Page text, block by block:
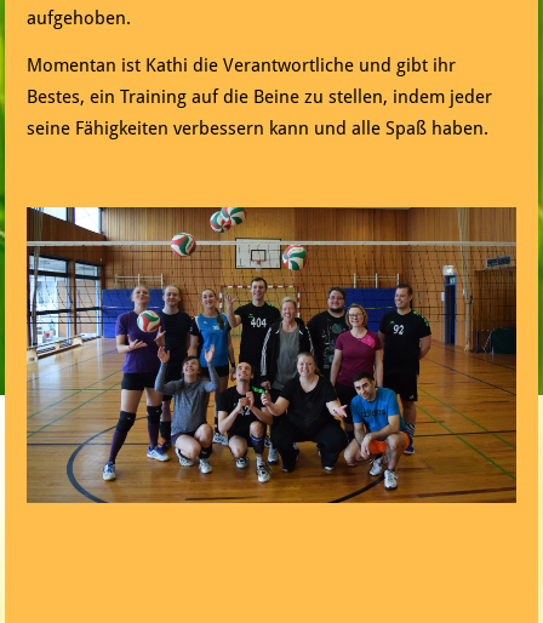
aufgehoben.
Momentan ist Kathi die Verantwortliche und gibt ihr
Bestes, ein Training auf die Beine zu stellen, indem jeder
seine Fähigkeiten verbessern kann und alle Spaß haben.